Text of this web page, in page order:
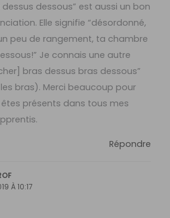
dessus dessous” est aussi un bon
Elle signifie “désordonné,
peu de rangement, ta chambre
Je connais une autre
bras dessus bras dessous”
bras). Merci beaucoup pour
présents dans tous mes
Répondre
À 10:17